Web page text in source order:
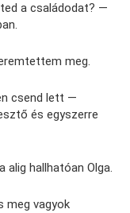
a családodat? —
meg.
csend lett —
és egyszerre
hallhatóan Olga.
meg vagyok